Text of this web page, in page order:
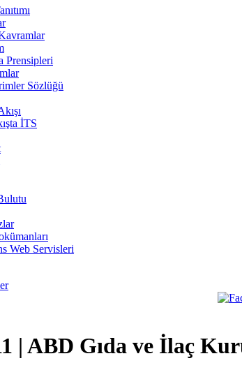
Prensipleri
Sözlüğü
İTS
Web Servisleri
| ABD Gıda ve İlaç